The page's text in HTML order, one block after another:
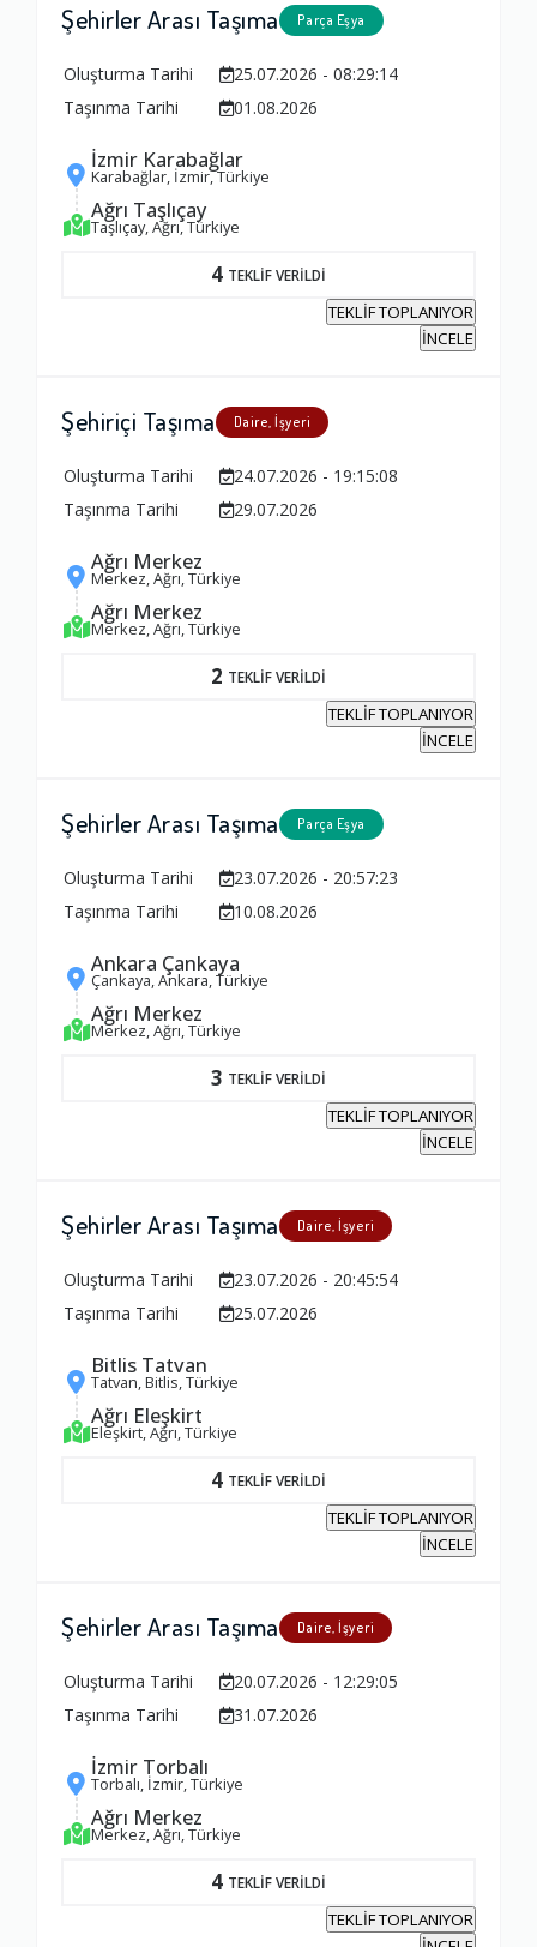
Şehirler Arası Taşıma Parça Eşya
Oluşturma Tarihi
25.07.2026 - 08:29:14
Taşınma Tarihi
01.08.2026
İzmir Karabağlar
Karabağlar, İzmir, Türkiye
Ağrı Taşlıçay
Taşlıçay, Ağrı, Türkiye
4 TEKLİF VERİLDİ
TEKLİF TOPLANIYOR
İNCELE
Şehiriçi Taşıma Daire, İşyeri
Oluşturma Tarihi
24.07.2026 - 19:15:08
Taşınma Tarihi
29.07.2026
Ağrı Merkez
Merkez, Ağrı, Türkiye
Ağrı Merkez
Merkez, Ağrı, Türkiye
2 TEKLİF VERİLDİ
TEKLİF TOPLANIYOR
İNCELE
Şehirler Arası Taşıma Parça Eşya
Oluşturma Tarihi
23.07.2026 - 20:57:23
Taşınma Tarihi
10.08.2026
Ankara Çankaya
Çankaya, Ankara, Türkiye
Ağrı Merkez
Merkez, Ağrı, Türkiye
3 TEKLİF VERİLDİ
TEKLİF TOPLANIYOR
İNCELE
Şehirler Arası Taşıma Daire, İşyeri
Oluşturma Tarihi
23.07.2026 - 20:45:54
Taşınma Tarihi
25.07.2026
Bitlis Tatvan
Tatvan, Bitlis, Türkiye
Ağrı Eleşkirt
Eleşkirt, Ağrı, Türkiye
4 TEKLİF VERİLDİ
TEKLİF TOPLANIYOR
İNCELE
Şehirler Arası Taşıma Daire, İşyeri
Oluşturma Tarihi
20.07.2026 - 12:29:05
Taşınma Tarihi
31.07.2026
İzmir Torbalı
Torbalı, İzmir, Türkiye
Ağrı Merkez
Merkez, Ağrı, Türkiye
4 TEKLİF VERİLDİ
TEKLİF TOPLANIYOR
Ambalajlama Hizmeti
Firma ile İletişim
Zamanlama
1.0
Firma Çalışanları
Fiyatlandırma Dengesi
1.0